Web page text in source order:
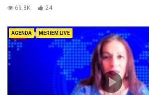
69.8K
24
AGENDA MERIEM LIVE